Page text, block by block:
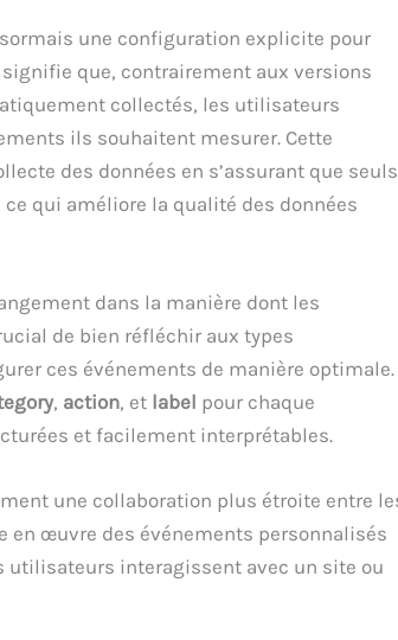
une configuration explicite pour
que, contrairement aux versions
collectés, les utilisateurs
ils souhaitent mesurer. Cette
des données en s’assurant que seuls
qui améliore la qualité des données
dans la manière dont les
de bien réfléchir aux types
ces événements de manière optimale.
, action, et label pour chaque
et facilement interprétables.
une collaboration plus étroite entre
en œuvre des événements personnalisés
utilisateurs interagissent avec un site ou